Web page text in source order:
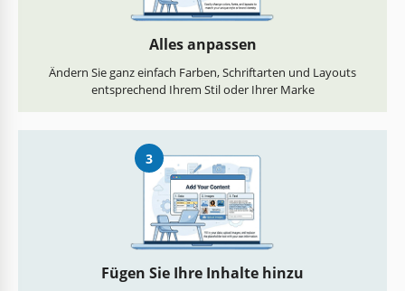
Alles anpassen
Ändern Sie ganz einfach Farben, Schriftarten und Layouts
entsprechend Ihrem Stil oder Ihrer Marke
3
Fügen Sie Ihre Inhalte hinzu